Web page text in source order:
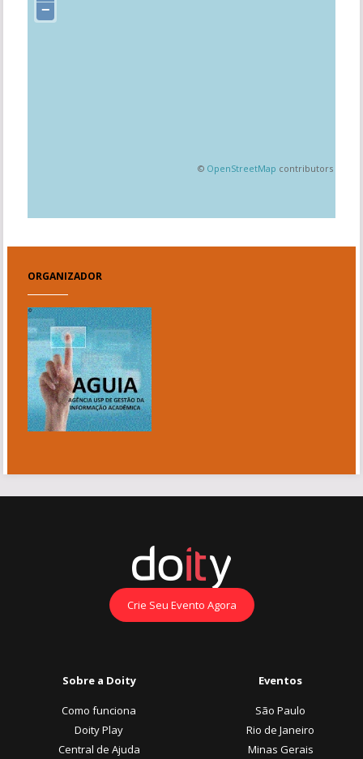
−
© OpenStreetMap contributors
ORGANIZADOR
Crie Seu Evento Agora
Sobre a Doity
Como funciona
Doity Play
Central de Ajuda
Eventos
São Paulo
Rio de Janeiro
Minas Gerais